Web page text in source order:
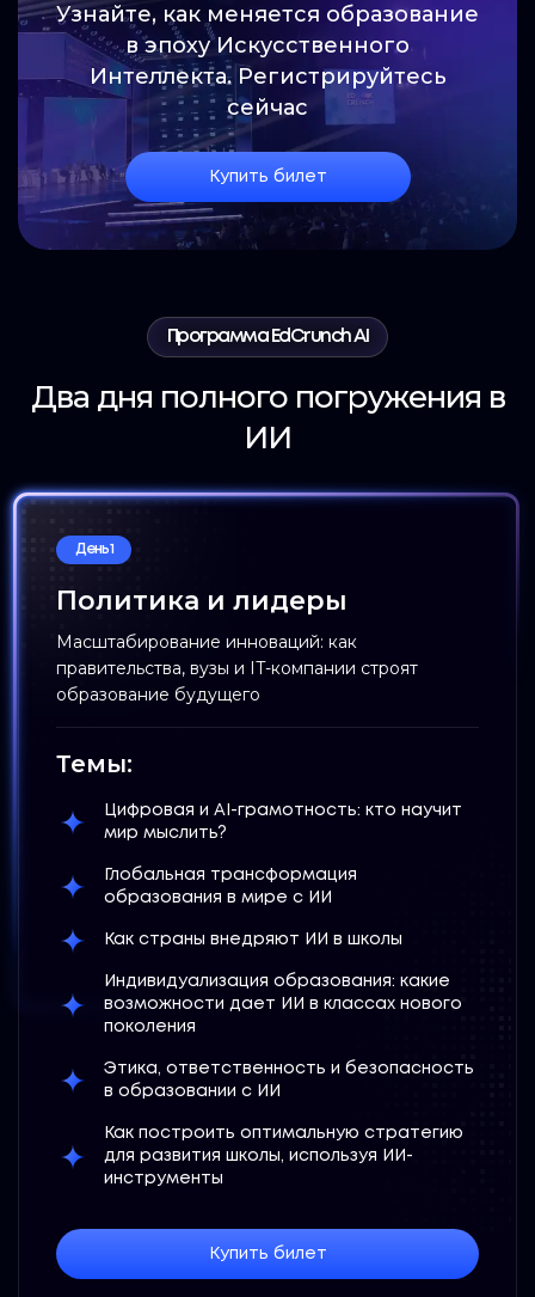
Узнайте, как меняется образование
в эпоху Искусственного
Интеллекта. Регистрируйтесь
сейчас
Купить билет
Программа EdCrunch AI
Два дня полного погружения в
ИИ
День 1
Политика и лидеры
Масштабирование инноваций: как
правительства, вузы и IT-компании строят
образование будущего
Темы:
Цифровая и AI-грамотность: кто научит
мир мыслить?
Глобальная трансформация
образования в мире с ИИ
Как страны внедряют ИИ в школы
Индивидуализация образования: какие
возможности дает ИИ в классах нового
поколения
Этика, ответственность и безопасность
в образовании с ИИ
Как построить оптимальную стратегию
для развития школы, используя ИИ-
инструменты
Купить билет